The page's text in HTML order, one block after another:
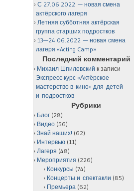
С 27.06.2022 — новая смена
актёрского лагеря
Летняя субботняя актёрская
группа старших подростков
13—24.06.2022 — новая смена
лагеря «Acting Camp»
Последний комментарий
Михаил Шпилевский к записи
Экспресс-курс «Актёрское
мастерство в кино» для детей
и подростков
Рубрики
Блог (28)
Видео (56)
Знай наших! (62)
Интервью (11)
Лагеря (48)
Мероприятия (226)
Конкурсы (74)
Концерты и спектакли (85)
Премьера (62)